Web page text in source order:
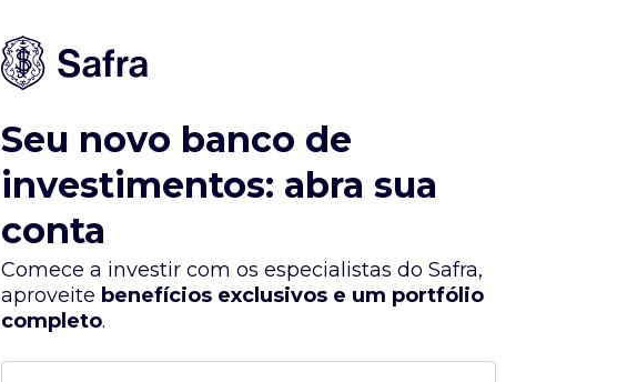
Seu novo banco de
investimentos: abra sua
conta
Comece a investir com os especialistas do Safra,
aproveite benefícios exclusivos e um portfólio
completo.